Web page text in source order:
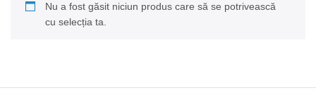
Nu a fost găsit niciun produs care să se potrivească
cu selecția ta.